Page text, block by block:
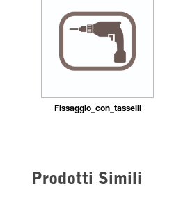
Fissaggio_con_tasselli
Prodotti Simili